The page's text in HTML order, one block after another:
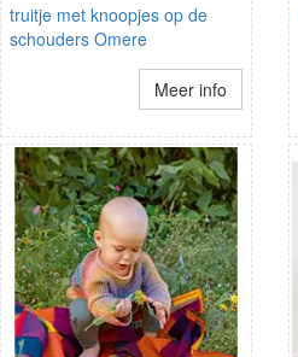
truitje met knoopjes op de
schouders Omere
Meer info